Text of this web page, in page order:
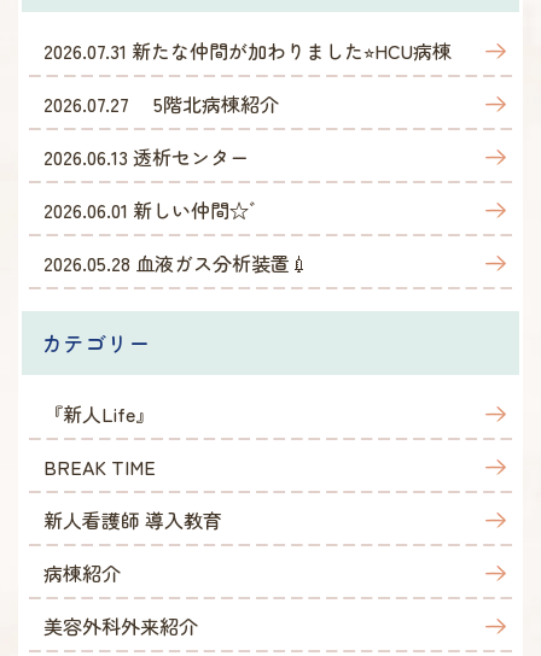
2026.07.31 新たな仲間が加わりました⭐︎HCU病棟
2026.07.27
5階北病棟紹介
2026.06.13 透析センター
2026.06.01 新しい仲間☆゛
2026.05.28 血液ガス分析装置💉
カテゴリー
『新人Life』
BREAK TIME
新人看護師 導入教育
病棟紹介
美容外科外来紹介